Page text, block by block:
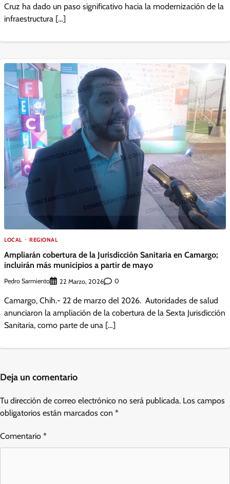
Cruz ha dado un paso significativo hacia la modernización de la
infraestructura […]
LOCAL REGIONAL
Ampliarán cobertura de la Jurisdicción Sanitaria en Camargo;
incluirán más municipios a partir de mayo
Pedro Sarmiento 22 Marzo, 2026 0
Camargo, Chih.- 22 de marzo del 2026. Autoridades de salud
anunciaron la ampliación de la cobertura de la Sexta Jurisdicción
Sanitaria, como parte de una […]
Deja un comentario
Tu dirección de correo electrónico no será publicada. Los campos
obligatorios están marcados con *
Comentario *